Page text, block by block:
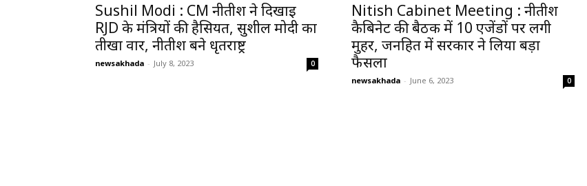
Sushil Modi : CM नीतीश ने दिखाई
RJD के मंत्रियों की हैसियत, सुशील मोदी का
तीखा वार, नीतीश बने धृतराष्ट्र
newsakhada - July 8, 2023 0
Nitish Cabinet Meeting : नीतीश
कैबिनेट की बैठक में 10 एजेंडों पर लगी
मुहर, जनहित में सरकार ने लिया बड़ा
फैसला
newsakhada - June 6, 2023 0